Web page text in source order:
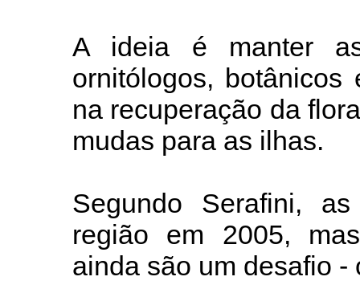
A ideia é manter
ornitólogos, botânicos
na recuperação da
mudas para as ilhas.
Segundo Serafini,
região em 2005,
ainda são um desafio -